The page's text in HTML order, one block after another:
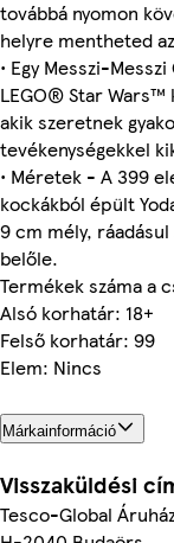
továbbá nyomon
helyre mentheted
• Egy Messzi-
LEGO® Star
akik szeretnek
tevékenységekkel
• Méretek - A 399
kockákból épült
9 cm mély,
belőle.
Termékek száma a
Alsó korhatár: 18+
Felső korhatár: 99
Elem: Nincs
Márkainformáció
Visszaküldési
Tesco-Global